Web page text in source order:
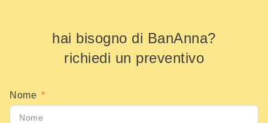
hai bisogno di BanAnna?
richiedi un preventivo
Nome